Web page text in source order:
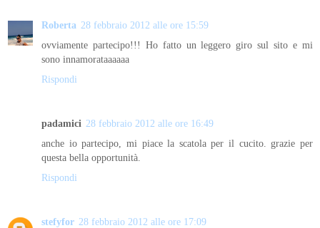
Roberta 28 febbraio 2012 alle ore 15:59
ovviamente partecipo!!! Ho fatto un leggero giro sul sito e mi
sono innamorataaaaaa
Rispondi
padamici 28 febbraio 2012 alle ore 16:49
anche io partecipo, mi piace la scatola per il cucito. grazie per
questa bella opportunità.
Rispondi
stefyfor 28 febbraio 2012 alle ore 17:09